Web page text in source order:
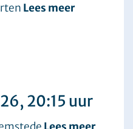
Lees meer
, 20:15 uur